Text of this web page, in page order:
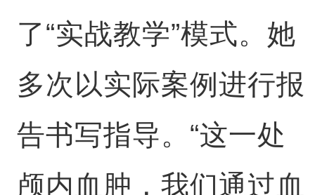
了“实战教学”模式。她
多次以实际案例进行报
告书写指导。“这一处
颅内血肿，我们通过血